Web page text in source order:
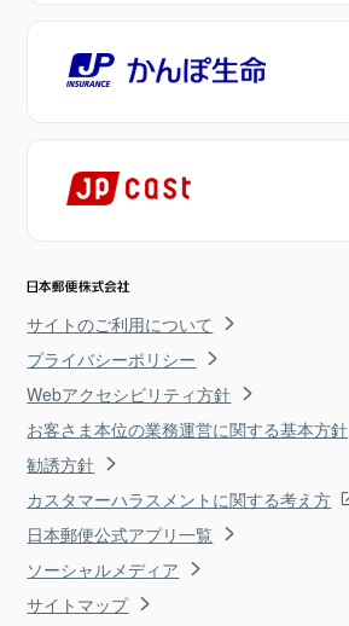
サイトのご利用について
プライバシーポリシー
Webアクセシビリティ方針
お客さま本位の業務運営に関する基本方針
勧誘方針
カスタマーハラスメントに関する考え方
日本郵便公式アプリ一覧
ソーシャルメディア
サイトマップ